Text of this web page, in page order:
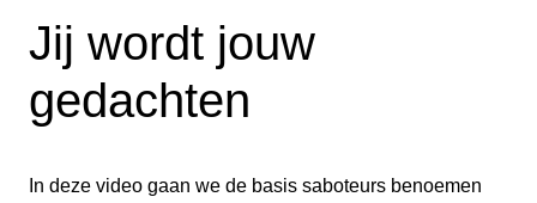
Jij wordt jouw
gedachten
In deze video gaan we de basis saboteurs benoemen